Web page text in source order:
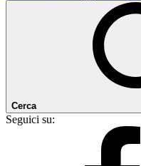
Cerca
Seguici su: